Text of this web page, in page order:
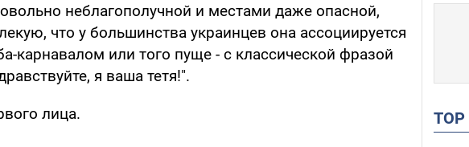
неблагополучной и местами даже опасной,
что у большинства украинцев она ассоциируется
карнавалом или того пуще - с классической фразой
я ваша тетя!".
лица.